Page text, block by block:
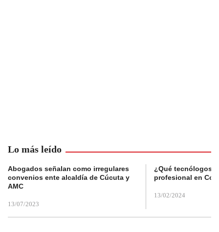
Lo más leído
Abogados señalan como irregulares
convenios ente alcaldía de Cúcuta y
AMC
13/07/2023
¿Qué tecnólogos
profesional en
13/02/2024